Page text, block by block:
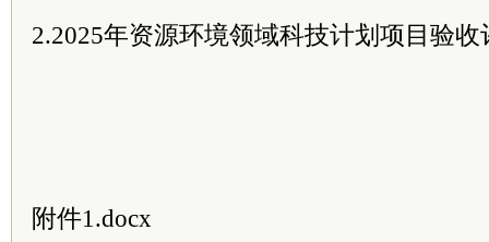
2.2025年资源环境领域科技计划项目验收
附件1.docx